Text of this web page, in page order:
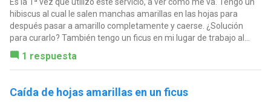
hibiscus al cual le salen manchas amarillas en las hojas para
después pasar a amarillo completamente y caerse. ¿Solución
para curarlo? También tengo un ficus en mi lugar de trabajo al...
1 respuesta
Caída de hojas amarillas en un ficus